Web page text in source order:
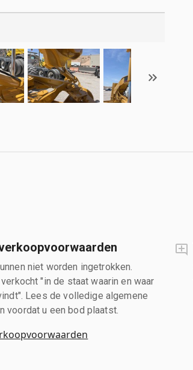
niet worden ingetrokken.
"in de staat waarin en waar
Lees de volledige algemene
voordat u een bod plaatst.